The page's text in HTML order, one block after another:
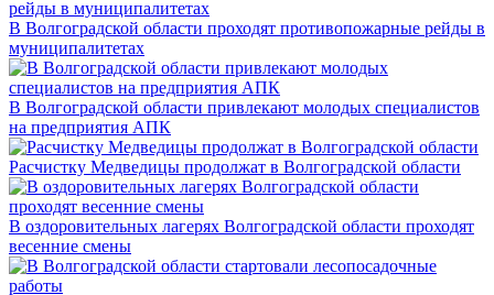
В Волгоградской области проходят противопожарные рейды в
муниципалитетах
В Волгоградской области привлекают молодых специалистов
на предприятия АПК
Расчистку Медведицы продолжат в Волгоградской области
В оздоровительных лагерях Волгоградской области проходят
весенние смены